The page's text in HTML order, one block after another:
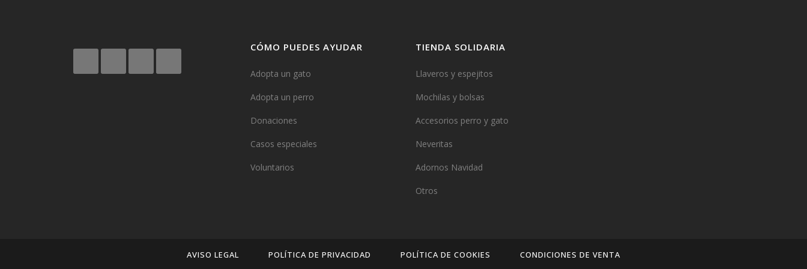
CÓMO PUEDES AYUDAR
Adopta un gato
Adopta un perro
Donaciones
Casos especiales
Voluntarios
TIENDA SOLIDARIA
Llaveros y espejitos
Mochilas y bolsas
Accesorios perro y gato
Neveritas
Adornos Navidad
Otros
AVISO LEGAL POLÍTICA DE PRIVACIDAD POLÍTICA DE COOKIES CONDICIONES DE VENTA